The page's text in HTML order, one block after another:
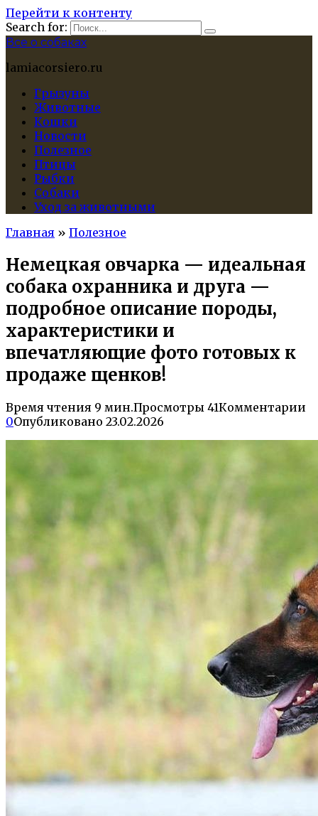
Перейти к контенту
Search for:
Все о собаках
lamiacorsiero.ru
Грызуны
Животные
Кошки
Новости
Полезное
Птицы
Рыбки
Собаки
Уход за животными
Главная » Полезное
Немецкая овчарка — идеальная
собака охранника и друга —
подробное описание породы,
характеристики и
впечатляющие фото готовых к
продаже щенков!
Время чтения 9 мин.Просмотры 41Комментарии
0Опубликовано 23.02.2026